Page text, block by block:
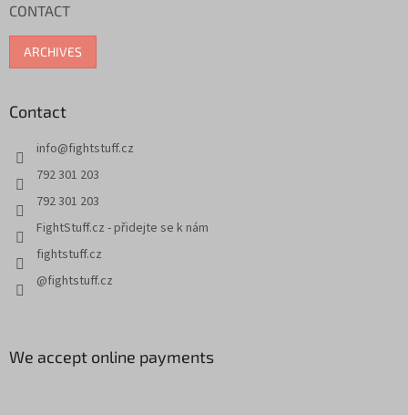
CONTACT
ARCHIVES
Contact
info@fightstuff.cz
792 301 203
792 301 203
FightStuff.cz - přidejte se k nám
fightstuff.cz
@fightstuff.cz
We accept online payments